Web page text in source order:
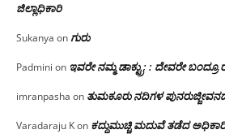
ಜಿಲ್ಲಾಧಿಕಾರಿ
Sukanya onಗುರು
Padmini on ಇವರೇ ನಮ್ಮ ಡಾಕ್ಟ್ರು; : ದೇವರೇ
imranpasha on ತುಮಕೂರು ನದಿಗಳ
Varadaraju Kon ಕದ್ದುಮುಚ್ಚಿ ಮದುವೆ ತಡೆದ